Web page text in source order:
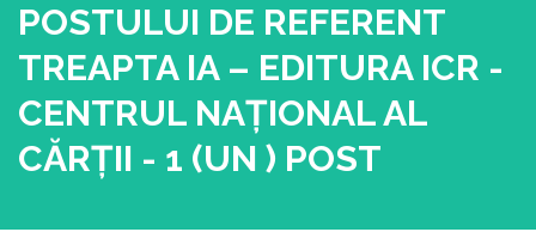
POSTULUI DE REFERENT
TREAPTA IA – EDITURA ICR -
CENTRUL NAȚIONAL AL
CĂRȚII - 1 (UN ) POST